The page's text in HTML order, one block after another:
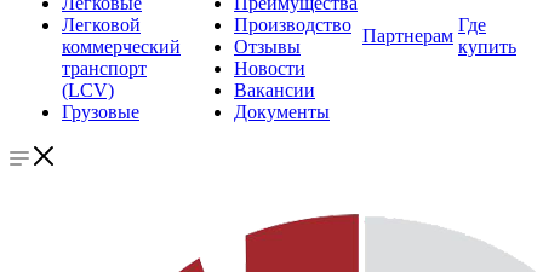
Легковой
коммерческий
транспорт
(LCV)
Грузовые
Производство
Отзывы
Новости
Вакансии
Документы
Партнерам
Где
купить